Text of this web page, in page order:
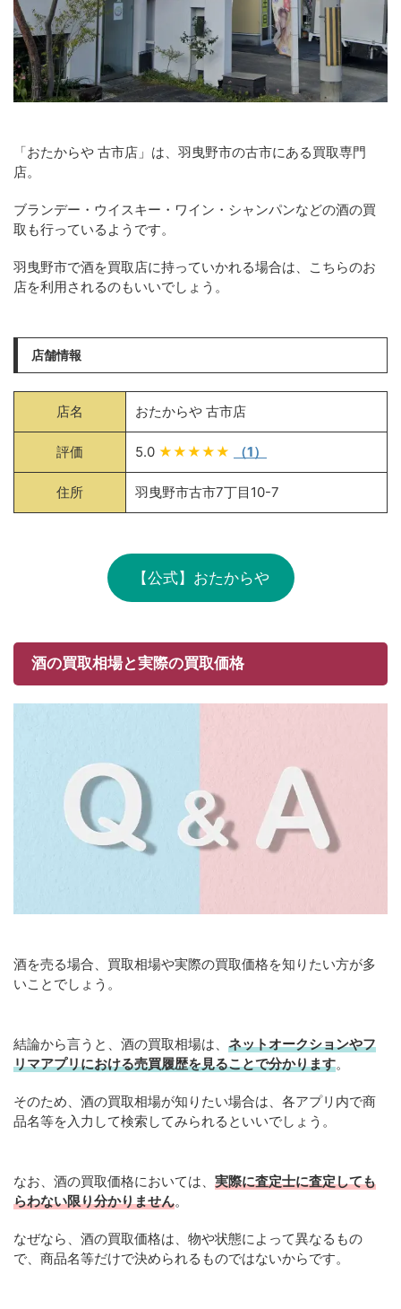
「おたからや 古市店」は、羽曳野市の古市にある買取専門
店。
ブランデー・ウイスキー・ワイン・シャンパンなどの酒の買
取も行っているようです。
羽曳野市で酒を買取店に持っていかれる場合は、こちらのお
店を利用されるのもいいでしょう。
店舗情報
店名 おたからや 古市店
評価 5.0 ★★★★★ （1）
住所 羽曳野市古市7丁目10-7
【公式】おたからや
酒の買取相場と実際の買取価格
酒を売る場合、買取相場や実際の買取価格を知りたい方が多
いことでしょう。
結論から言うと、酒の買取相場は、 ネットオークションやフ
リマアプリにおける売買履歴を見ることで分かります。
そのため、酒の買取相場が知りたい場合は、各アプリ内で商
品名等を入力して検索してみられるといいでしょう。
なお、酒の買取価格においては、 実際に査定士に査定しても
らわない限り分かりません。
なぜなら、酒の買取価格は、物や状態によって異なるもの
で、商品名等だけで決められるものではないからです。